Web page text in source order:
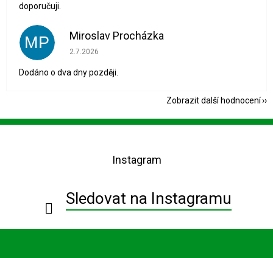
doporučuji.
MP Miroslav Procházka
Hodnocení obchodu je 1 z 5 hvězdiček.
2.7.2026
Dodáno o dva dny později.
Zobrazit další hodnocení
Z
Instagram
Sledovat na Instagramu